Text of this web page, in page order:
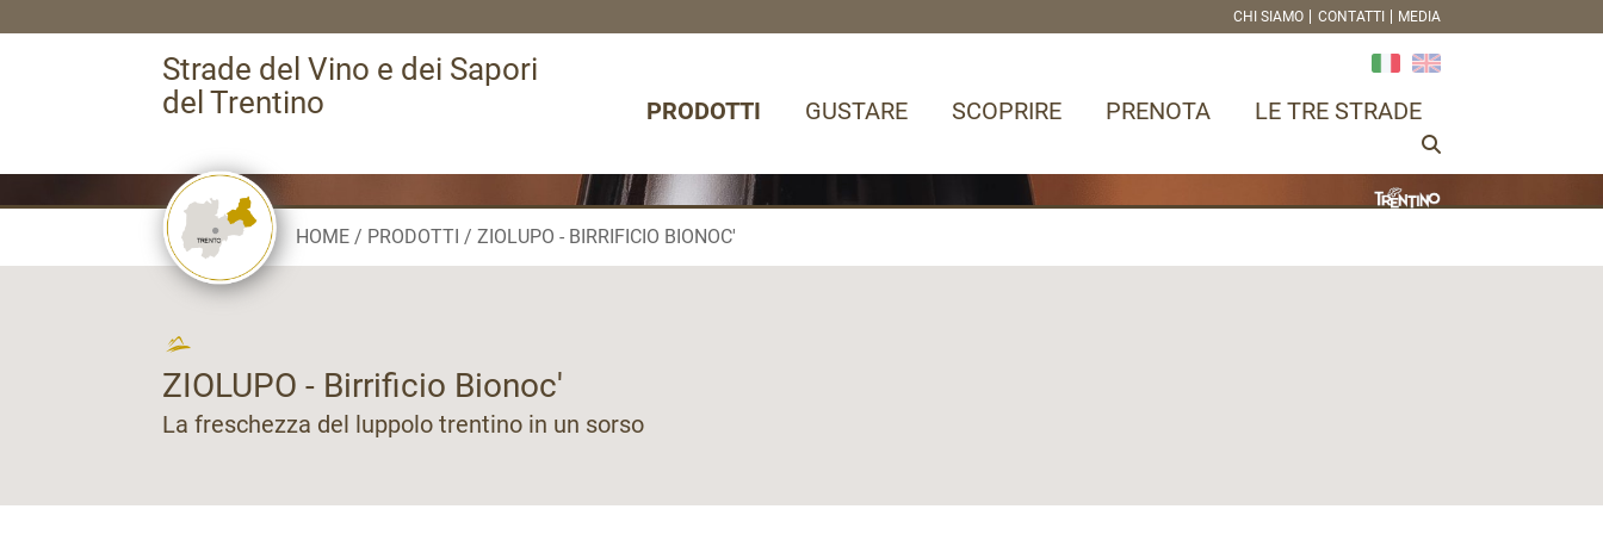
CHI SIAMO CONTATTI MEDIA
Strade del Vino e dei Sapori
del Trentino
PRODOTTI GUSTARE SCOPRIRE PRENOTA LE TRE STRADE
HOME PRODOTTI ZIOLUPO - BIRRIFICIO BIONOC'
ZIOLUPO - Birrificio Bionoc'
La freschezza del luppolo trentino in un sorso